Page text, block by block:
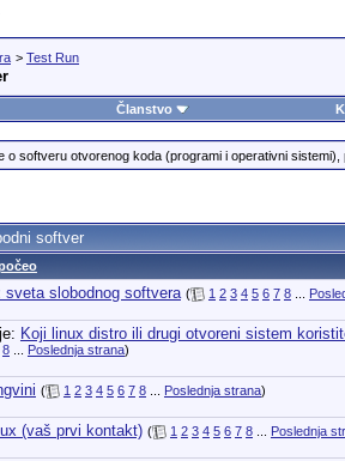
> Test Run
Članstvo
o softveru otvorenog koda (programi i operativni sistemi),
softver
sveta slobodnog softvera ( 1 2 3 4 5 6 7 8...
Koji linux distro ili drugi otvoreni sistem
8... Poslednja strana)
( 1 2 3 4 5 6 7 8... Poslednja strana)
(vaš prvi kontakt) ( 1 2 3 4 5 6 7 8... Poslednja